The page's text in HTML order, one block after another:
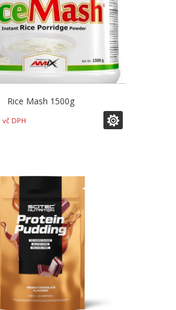
Rice Mash 1500g
vč DPH